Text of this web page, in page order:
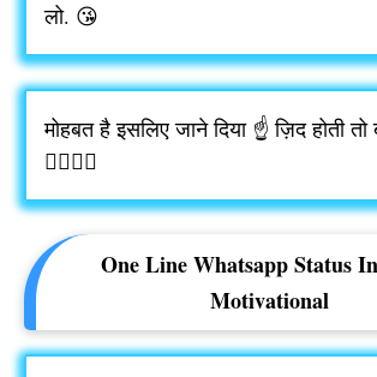
लो. 😘
मोहबत है इसलिए जाने दिया ☝️ ज़िद होती
👩‍❤️‍💋‍👨
One Line Whatsapp Status
Motivational